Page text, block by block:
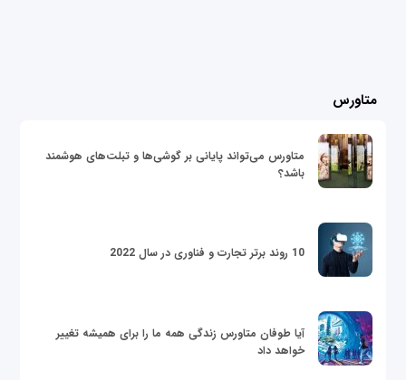
متاورس
متاورس می‌تواند پایانی بر گوشی‌ها و تبلت‌های هوشمند
باشد؟
10 روند برتر تجارت و فناوری در سال 2022
آیا طوفان متاورس زندگی همه ما را برای همیشه تغییر
خواهد داد